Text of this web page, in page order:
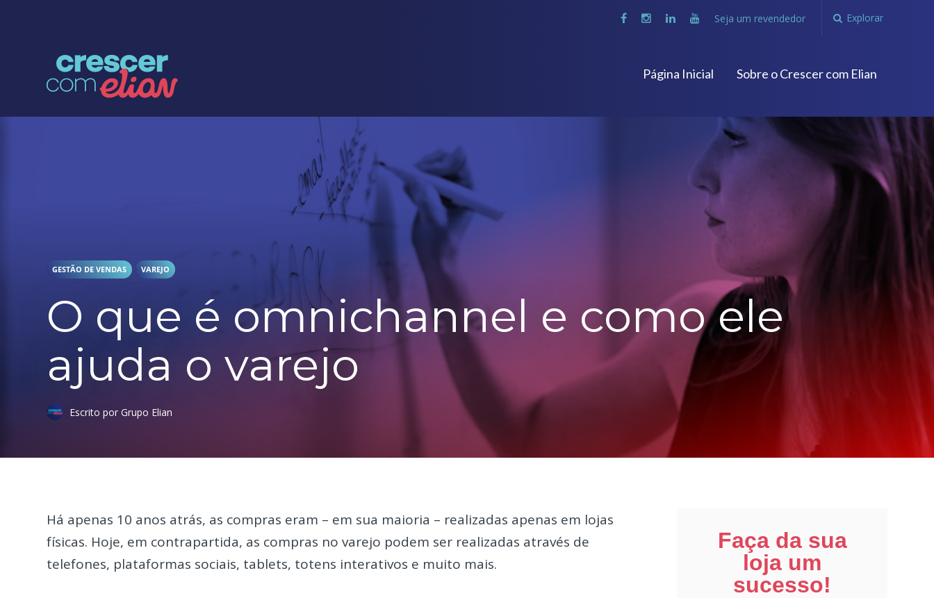
Seja um revendedor Explorar
Crescer com Grupo Elian Página Inicial Sobre o Crescer com Elian
GESTÃO DE VENDAS VAREJO
O que é omnichannel e como ele
ajuda o varejo
Escrito por Grupo Elian
Há apenas 10 anos atrás, as compras eram – em sua maioria – realizadas apenas em lojas
físicas. Hoje, em contrapartida, as compras no varejo podem ser realizadas através de
telefones, plataformas sociais, tablets, totens interativos e muito mais.
Faça da sua
loja um
sucesso!